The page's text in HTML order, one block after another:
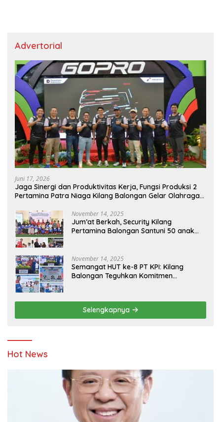
Advertorial
Juni 17, 2026
Jaga Sinergi dan Produktivitas Kerja, Fungsi Produksi 2
Pertamina Patra Niaga Kilang Balongan Gelar Olahraga
November 14, 2025
Jum’at Berkah, Security Kilang
Pertamina Balongan Santuni 50 anak
November 14, 2025
Semangat HUT ke-8 PT KPI: Kilang
Balongan Teguhkan Komitmen
Pendidikan
Selengkapnya
Hot News